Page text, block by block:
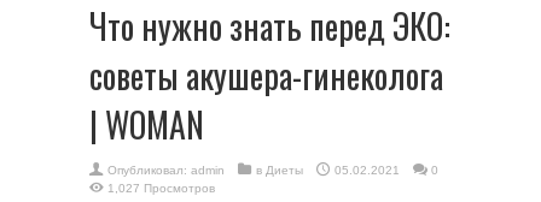
Что нужно знать перед ЭКО:
советы акушера-гинеколога
| WOMAN
Опубликовал: admin в Диеты 05.02.2021
0
1,027 Просмотров